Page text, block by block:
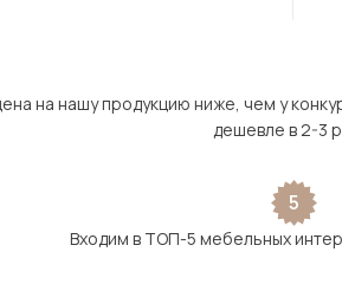
на нашу продукцию ниже, чем у
дешевле в 2-3
5
Входим в ТОП-5 мебельных